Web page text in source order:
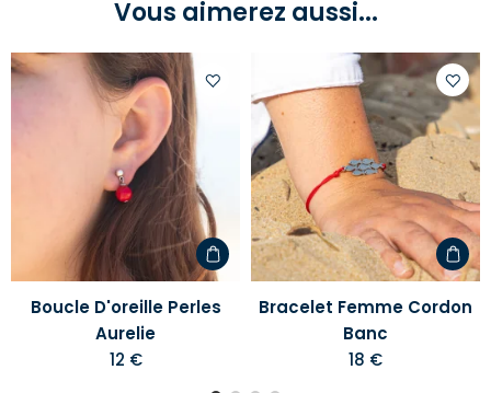
Vous aimerez aussi...
Ajouter
votre
liste
d'envies
Boucle D'oreille Perles
Aurelie
12 €
à
votre
liste
Bracelet Femme Cordon
Banc
18 €